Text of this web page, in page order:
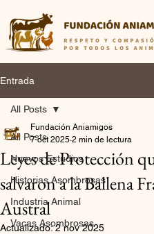
Entrada
All Posts
Nuevos Estudios
Historias Asombrosas
Industria Animal
Vacas Asombrosas
All Posts
Leyes de Protección
salvaron a la Ballena
Austral
Fundación Aniamigos
7 oct 2025 2 min de lectura
Actualizado:2 nov 2025